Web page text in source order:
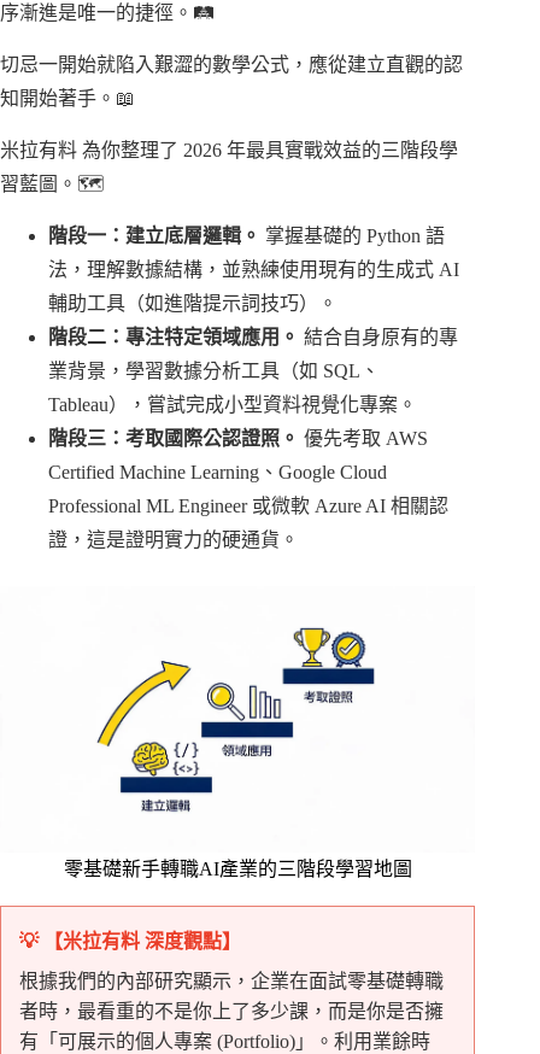
序漸進是唯一的捷徑。🛤️
切忌一開始就陷入艱澀的數學公式，應從建立直觀的認
知開始著手。📖
米拉有料 為你整理了 2026 年最具實戰效益的三階段學
習藍圖。🗺️
階段一：建立底層邏輯。 掌握基礎的 Python 語
法，理解數據結構，並熟練使用現有的生成式 AI
輔助工具（如進階提示詞技巧）。
階段二：專注特定領域應用。 結合自身原有的專
業背景，學習數據分析工具（如 SQL、
Tableau），嘗試完成小型資料視覺化專案。
階段三：考取國際公認證照。 優先考取 AWS
Certified Machine Learning、Google Cloud
Professional ML Engineer 或微軟 Azure AI 相關認
證，這是證明實力的硬通貨。
零基礎新手轉職AI產業的三階段學習地圖
💡 【米拉有料 深度觀點】
根據我們的內部研究顯示，企業在面試零基礎轉職
者時，最看重的不是你上了多少課，而是你是否擁
有「可展示的個人專案 (Portfolio)」。利用業餘時